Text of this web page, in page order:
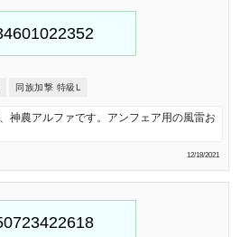
同族加撃 特級L
神農アルファです。アンフェア用の風雷お
12/18/2021